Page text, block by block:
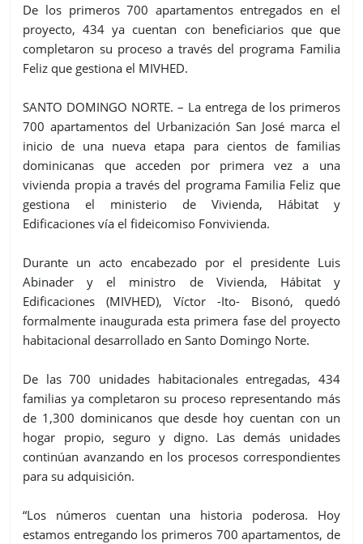
De los primeros 700 apartamentos entregados en el
proyecto, 434 ya cuentan con beneficiarios que que
completaron su proceso a través del programa Familia
Feliz que gestiona el MIVHED.
SANTO DOMINGO NORTE. – La entrega de los primeros
700 apartamentos del Urbanización San José marca el
inicio de una nueva etapa para cientos de familias
dominicanas que acceden por primera vez a una
vivienda propia a través del programa Familia Feliz que
gestiona el ministerio de Vivienda, Hábitat y
Edificaciones vía el fideicomiso Fonvivienda.
Durante un acto encabezado por el presidente Luis
Abinader y el ministro de Vivienda, Hábitat y
Edificaciones (MIVHED), Víctor -Ito- Bisonó, quedó
formalmente inaugurada esta primera fase del proyecto
habitacional desarrollado en Santo Domingo Norte.
De las 700 unidades habitacionales entregadas, 434
familias ya completaron su proceso representando más
de 1,300 dominicanos que desde hoy cuentan con un
hogar propio, seguro y digno. Las demás unidades
continúan avanzando en los procesos correspondientes
para su adquisición.
“Los números cuentan una historia poderosa. Hoy
estamos entregando los primeros 700 apartamentos, de